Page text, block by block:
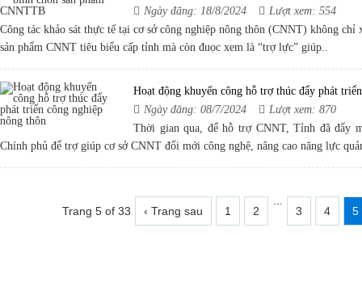
Ngày đăng: 18/8/2024
Lượt xem: 554
Công tác khảo sát thực tế tại cơ sở công nghiệp nông thôn (CNNT) không
sản phẩm CNNT tiêu biểu cấp tỉnh mà còn đuọc xem là “trợ lực” giúp..
Hoạt động khuyến công hỗ trợ thúc đẩy phát
Ngày đăng: 08/7/2024
Lượt xem: 870
Thời gian qua, để hỗ trợ CNNT, Tỉnh đã đẩy
Chính phủ để trợ giúp cơ sở CNNT đổi mới công nghệ, nâng cao năng lực
Trang 5 of 33 ‹ Trang sau 1 2
...
3
4 5